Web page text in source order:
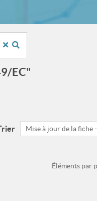
EC"
Mise à jour de la fiche
Éléments par